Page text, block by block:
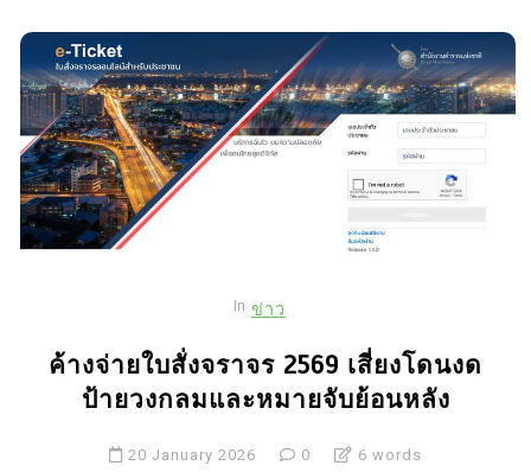
In ข่าว
ค้างจ่ายใบสั่งจราจร 2569 เสี่ยงโดนงด
ป้ายวงกลมและหมายจับย้อนหลัง
20 January 2026 0 6 words